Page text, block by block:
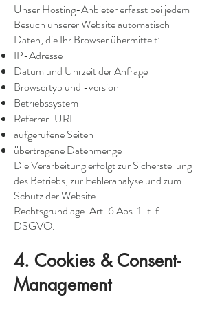
Unser Hosting-Anbieter erfasst bei jedem
Besuch unserer Website automatisch
Daten, die Ihr Browser übermittelt:
IP-Adresse
Datum und Uhrzeit der Anfrage
Browsertyp und -version
Betriebssystem
Referrer-URL
aufgerufene Seiten
übertragene Datenmenge
Die Verarbeitung erfolgt zur Sicherstellung
des Betriebs, zur Fehleranalyse und zum
Schutz der Website.
Rechtsgrundlage: Art. 6 Abs. 1 lit. f
DSGVO.
4. Cookies & Consent-
Management